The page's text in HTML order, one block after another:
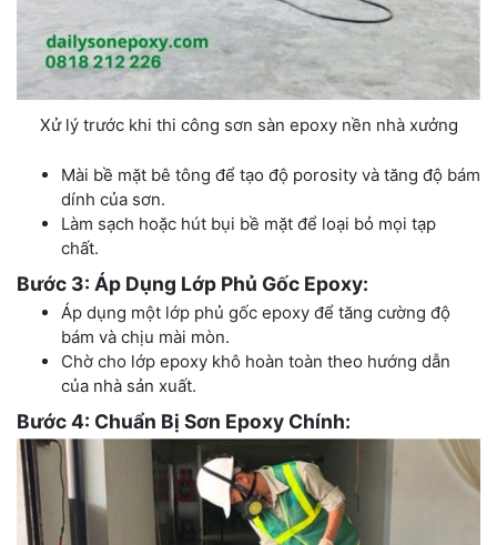
Xử lý trước khi thi công sơn sàn epoxy nền nhà xưởng
Mài bề mặt bê tông để tạo độ porosity và tăng độ bám
dính của sơn.
Làm sạch hoặc hút bụi bề mặt để loại bỏ mọi tạp
chất.
Bước 3: Áp Dụng Lớp Phủ Gốc Epoxy:
Áp dụng một lớp phủ gốc epoxy để tăng cường độ
bám và chịu mài mòn.
Chờ cho lớp epoxy khô hoàn toàn theo hướng dẫn
của nhà sản xuất.
Bước 4: Chuẩn Bị Sơn Epoxy Chính: